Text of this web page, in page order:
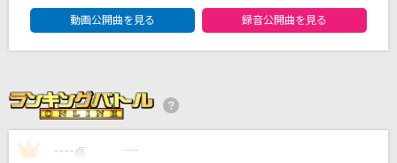
早口バカ
伍代夏子
探せ ダイヤモンドリリー
DAM★ともボーカルエントリーランキング
動画公開曲を見る
録音公開曲を見る
1 ---- 点 ----